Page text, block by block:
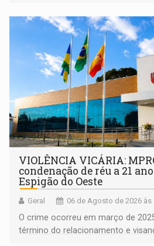
comunidade
VIOLÊNCIA VICÁRIA:
condenação de réu a 21
Espigão do Oeste
Geral 06 de Agosto de 2026 às
O crime ocorreu em março de
término do relacionamento e